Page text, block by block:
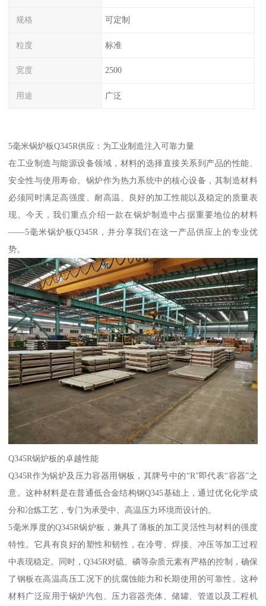
规格 可定制
粒度 标准
宽度 2500
用途 广泛
5毫米锅炉板Q345R供应：为工业制造注入可靠力量
在工业制造与能源设备领域，材料的选择直接关系到产品的性能、
安全性与使用寿命。锅炉作为热力系统中的核心设备，其制造材料
必须同时满足高强度、耐高温、良好的加工性能以及稳定的质量表
现。今天，我们重点介绍一款在锅炉制造中占据重要地位的材料
——5毫米锅炉板Q345R，并分享我们在这一产品供应上的专业优
势。
Q345R锅炉板的卓越性能
Q345R作为锅炉及压力容器用钢板，其牌号中的“R”即代表“容器”之
意。这种材料是在普通低合金结构钢Q345基础上，通过优化化学成
分和冶炼工艺，专门为承受中、高温压力环境而设计的。
5毫米厚度的Q345R锅炉板，兼具了薄板的加工灵活性与材料的强度
特性。它具有良好的塑性和韧性，在冷弯、焊接、冲压等加工过程
中表现稳定。同时，Q345R对硫、磷等杂质元素有严格的控制，确保
了钢板在高温高压工况下的抗腐蚀能力和长期使用的可靠性。这种
材料广泛应用于锅炉汽包、压力容器壳体、储罐、管道以及工程机